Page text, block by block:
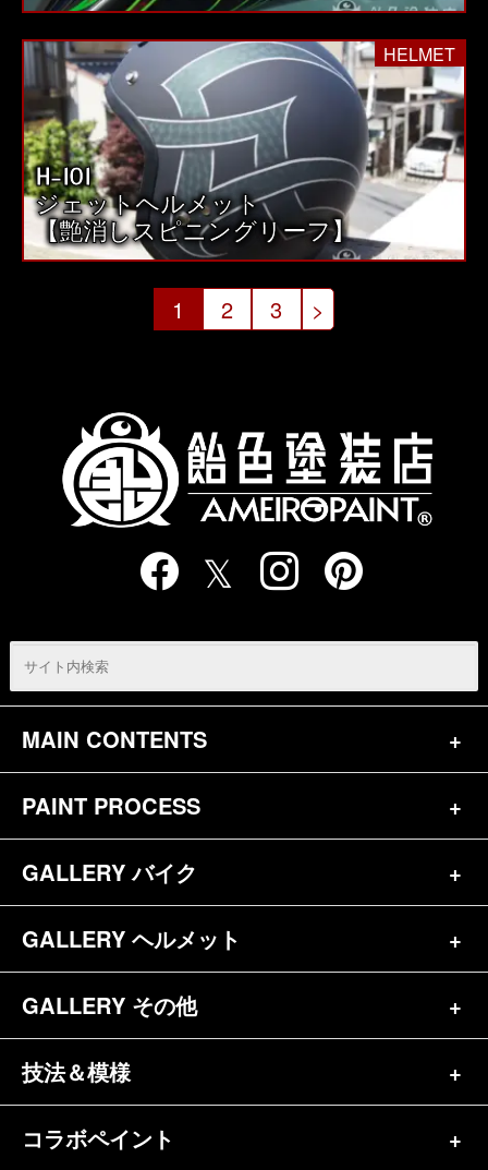
HELMET
H-101
ジェットヘルメット
【艶消しスピニングリーフ】
ジ
1 2 3 >
MAIN CONTENTS
トップページ
お問合せ
参考価格
キャンディペイントとは？
メディア掲載（18）
ペイントワンポイント（9）
PAINT PROCESS
バイク（180）
ヘルメット（84）
GALLERY バイク
バイク一覧（184）
ハーレー（141）
ホンダ（20）
GALLERY ヘルメット
ヘルメット一覧（139）
半ヘル（39）
GALLERY その他
その他一覧（92）
自転車&三輪車（11）
技法＆模様
シンプル（38）
コラボペイント